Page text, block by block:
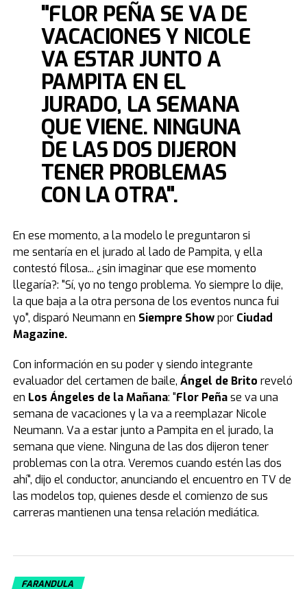
"FLOR PEÑA SE VA DE
VACACIONES Y NICOLE
VA ESTAR JUNTO A
PAMPITA EN EL
JURADO, LA SEMANA
QUE VIENE. NINGUNA
DE LAS DOS DIJERON
TENER PROBLEMAS
CON LA OTRA".
En ese momento, a la modelo le preguntaron si
me sentaría en el jurado al lado de Pampita, y ella
contestó filosa... ¿sin imaginar que ese momento
llegaría?: "Sí, yo no tengo problema. Yo siempre lo dije,
la que baja a la otra persona de los eventos nunca fui
yo", disparó Neumann en Siempre Showpor Ciudad
Magazine.
Con información en su poder y siendo integrante
evaluador del certamen de baile, Ángel de Brito reveló
en Los Ángeles de la Mañana: "Flor Peñase va una
semana de vacaciones y la va a reemplazar Nicole
Neumann. Va a estar junto a Pampita en el jurado, la
semana que viene. Ninguna de las dos dijeron tener
problemas con la otra. Veremos cuando estén las dos
ahí", dijo el conductor, anunciando el encuentro en TV de
las modelos top, quienes desde el comienzo de sus
carreras mantienen una tensa relación mediática.
FARANDULA